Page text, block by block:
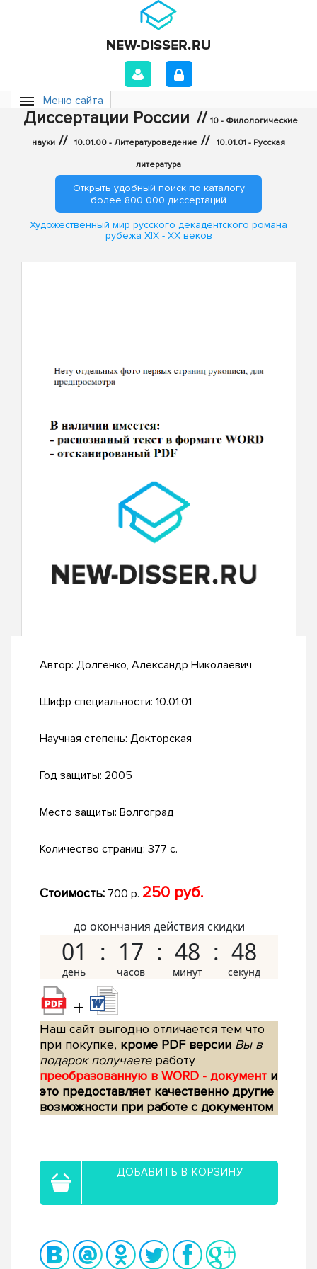
Меню сайта
Диссертации России // 10 - Филологические
науки // 10.01.00 - Литературоведение // 10.01.01 - Русская
литература
Открыть удобный поиск по каталогу
более 800 000 диссертаций
Художественный мир русского декадентского романа
рубежа XIX - XX веков
Автор: Долгенко, Александр Николаевич
Шифр специальности: 10.01.01
Научная степень: Докторская
Год защиты: 2005
Место защиты: Волгоград
Количество страниц: 377 с.
Стоимость: 700 р.250 руб.
до окончания действия скидки
01 17 48 47
+
Наш сайт выгодно отличается тем что
при покупке, кроме PDF версии Вы в
подарок получаетеработу
преобразованную в WORD - документ и
это предоставляет качественно другие
возможности при работе с документом
ДОБАВИТЬ В КОРЗИНУ